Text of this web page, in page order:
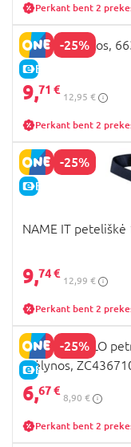
Perkant bent 2
-25%
E-KAINA
NEXT petnešos,
9,71 €
12,95 €
Perkant bent 2
-25%
E-KAINA
NAME IT
9,74 €
12,99 €
Perkant bent 2
-25%
E-KAINA
COCCODRILLO
mėlynos,
6,67 €
8,90 €
Perkant bent 2